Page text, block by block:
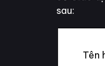
sau:
Tên